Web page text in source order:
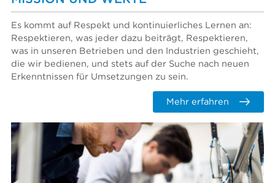
Es kommt auf Respekt und kontinuierliches Lernen an:
Respektieren, was jeder dazu beiträgt, Respektieren,
was in unseren Betrieben und den Industrien geschieht,
die wir bedienen, und stets auf der Suche nach neuen
Erkenntnissen für Umsetzungen zu sein.
Mehr erfahren